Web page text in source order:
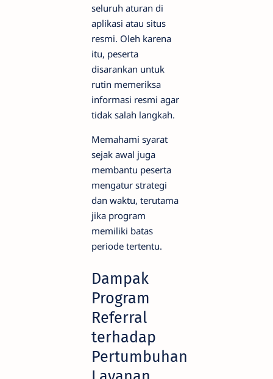
seluruh aturan di
aplikasi atau situs
resmi. Oleh karena
itu, peserta
disarankan untuk
rutin memeriksa
informasi resmi agar
tidak salah langkah.
Memahami syarat
sejak awal juga
membantu peserta
mengatur strategi
dan waktu, terutama
jika program
memiliki batas
periode tertentu.
Dampak
Program
Referral
terhadap
Pertumbuhan